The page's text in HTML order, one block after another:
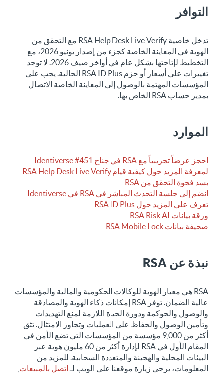
التوافر
تدخل خاصية RSA Help Desk Live Verify مع التحقق من
الهوية في المعاينة الخاصة كجزء من إصدار يونيو 2026، مع
التخطيط لإتاحتها بشكل عام في أواخر صيف 2026. لا توجد
تغييرات على أسعار أو حزم RSA ID Plus الحالية. يجب على
المؤسسات المهتمة بالوصول إلى المعاينة الخاصة الاتصال
بمدير حساب RSA الخاص بها.
الموارد
احجز عرضاً تجريبياً مع RSA في جناح Identiverse #451
لمعرفة المزيد حول كيفية قيام RSA Help Desk Live Verify
بسد فجوة التحقق من RSA
انضم إلى جلسة التحدث المباشر في RSA في Identiverse
تعرف على المزيد حول RSA ID Plus
ورقة بيانات RSA Risk AI
صحيفة بيانات RSA Mobile Lock
نبذة عن RSA
RSA هي معيار الهوية للوكالات الحكومية والمالية والمؤسسات
عالية الضمان. توفر RSA إمكانات ذكاء الهوية والمصادقة
والوصول والحوكمة ودورة الحياة اللازمة لمنع التهديدات
وتأمين الوصول والحفاظ على العمليات وتجاوز الامتثال. تثق
أكثر من 9,000 مؤسسة من المؤسسات التي تضع الأمن في
المقام الأول في RSA لإدارة أكثر من 60 مليون هوية عبر
البيئات المحلية والهجينة والمتعددة السحابية. للمزيد من
المعلومات، يرجى زيارة موقعنا على الويب لـ اتصل بالمبيعات